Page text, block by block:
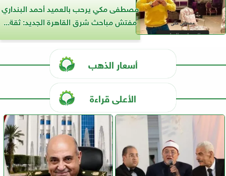
مصطفى مكي يرحب بالعميد أحمد البنداري
مفتش مباحث شرق القاهرة الجديد: ثقة...
أسعار الذهب
الأعلى قراءة